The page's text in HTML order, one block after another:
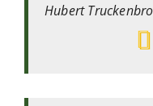
Hubert